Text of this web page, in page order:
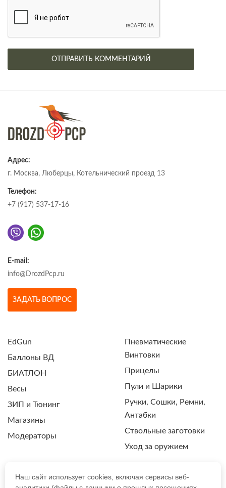
Адрес:
г. Москва, Люберцы, Котельнический проезд 13
Телефон:
+7 (917) 537-17-16
E-mail:
info@DrozdPcp.ru
ЗАДАТЬ ВОПРОС
EdGun
Баллоны ВД
БИАТЛОН
Весы
ЗИП и Тюнинг
Магазины
Модераторы
Пневматические
Винтовки
Прицелы
Пули и Шарики
Ручки, Сошки, Ремни,
Антабки
Ствольные заготовки
Уход за оружием
Наш сайт использует cookies, включая сервисы веб-